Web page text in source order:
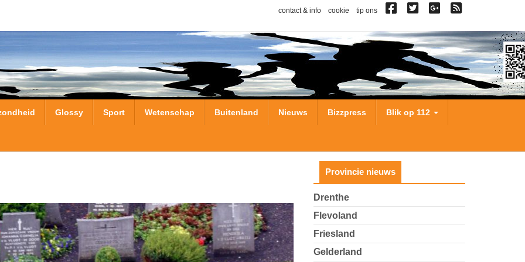
contact & info cookie tip ons
Glossy Sport Wetenschap Buitenland Nieuws Bizzpress Blik op 112
Provincie nieuws
Drenthe
Flevoland
Friesland
Gelderland